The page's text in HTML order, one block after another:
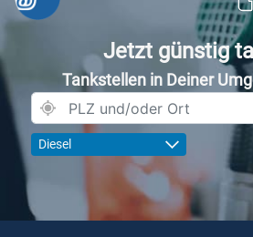
Jetzt günstig
Tankstellen in Deiner
Diesel